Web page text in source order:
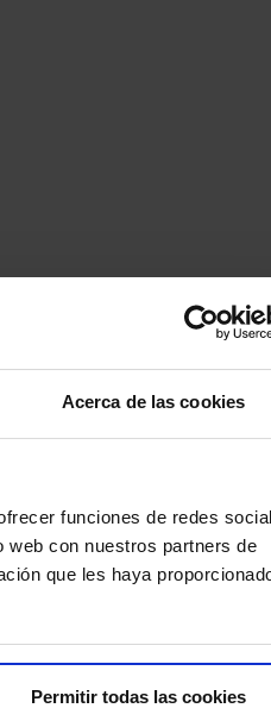
Acerca de las cookies
funciones de redes
web con nuestros partners de
que les haya
Permitir todas las cookies
tres días por la trompa de
queda flotando en la
se han separado en dos
se transforman en el